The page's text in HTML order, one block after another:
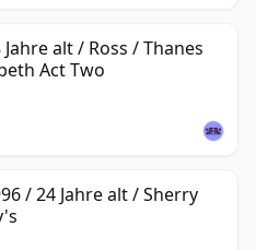
Jahre alt / Ross / Thanes
Act Two
/ 24 Jahre alt / Sherry